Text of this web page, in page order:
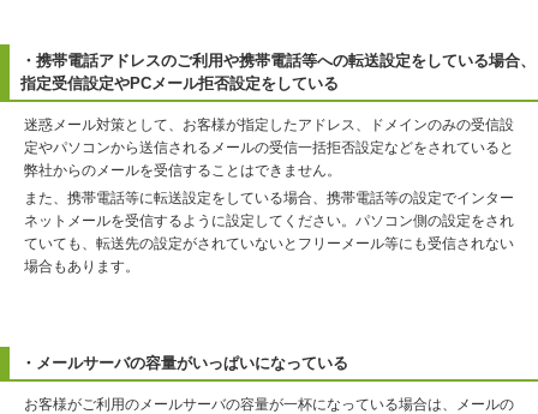
・携帯電話アドレスのご利用や携帯電話等への転送設定をしている場合、
指定受信設定やPCメール拒否設定をしている
迷惑メール対策として、お客様が指定したアドレス、ドメインのみの受信設
定やパソコンから送信されるメールの受信一括拒否設定などをされていると
弊社からのメールを受信することはできません。
また、携帯電話等に転送設定をしている場合、携帯電話等の設定でインター
ネットメールを受信するように設定してください。パソコン側の設定をされ
ていても、転送先の設定がされていないとフリーメール等にも受信されない
場合もあります。
・メールサーバの容量がいっぱいになっている
お客様がご利用のメールサーバの容量が一杯になっている場合は、メールの